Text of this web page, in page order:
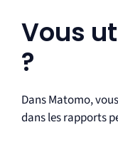
Vous
?
Dans Matomo,
dans les rapports